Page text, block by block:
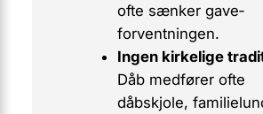
ofte sænker gave­
forventningen.
Ingen kirkelige
Dåb medfører ofte
dåbskjole,